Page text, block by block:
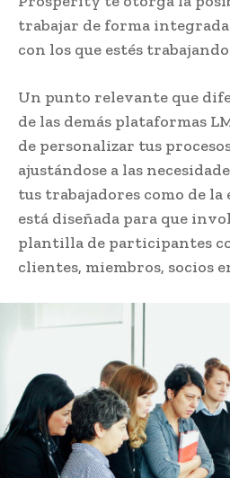
trabajar de forma
con los que estés
Un punto relevante que
de las demás plataformas
de personalizar tus
ajustándose a las
tus trabajadores como de la
está diseñada para que
plantilla de participantes
clientes, miembros, socios